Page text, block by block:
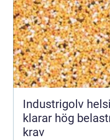
Industrigolv
klarar hög
krav